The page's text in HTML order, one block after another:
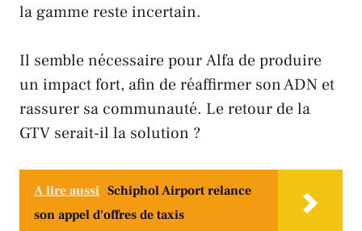
la gamme reste incertain.
Il semble nécessaire pourAlfa de produire
un impact fort, afin de réaffirmer son ADN et
rassurer sa communauté. Le retour de la
GTV serait-il la solution ?
A lire aussi Schiphol Airport relance
son appel d'offres de taxis